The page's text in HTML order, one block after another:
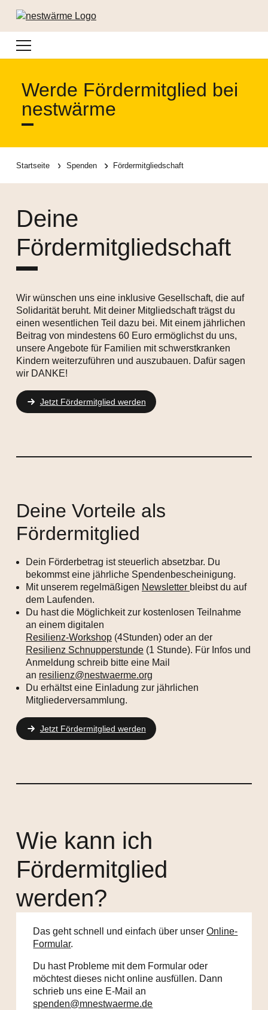
Navigation
Werde Fördermitglied bei
nestwärme
Startseite Spenden Fördermitgliedschaft
Deine
Fördermitgliedschaft
Wir wünschen uns eine inklusive Gesellschaft, die auf
Solidarität beruht. Mit deiner Mitgliedschaft trägst du
einen wesentlichen Teil dazu bei. Mit einem jährlichen
Beitrag von mindestens 60 Euro ermöglichst du uns,
unsere Angebote für Familien mit schwerstkranken
Kindern weiterzuführen und auszubauen. Dafür sagen
wir DANKE!
Jetzt Fördermitglied werden
Deine Vorteile als
Fördermitglied
Dein Förderbetrag ist steuerlich absetzbar. Du
bekommst eine jährliche Spendenbescheinigung.
Mit unserem regelmäßigen Newsletter bleibst du auf
dem Laufenden.
Du hast die Möglichkeit zur kostenlosen Teilnahme
an einem digitalen
Resilienz-Workshop(4Stunden) oder an der
Resilienz Schnupperstunde(1 Stunde). Für Infos und
Anmeldung schreib bitte eine Mail
an resilienz@nestwaerme.org
Du erhältst eine Einladung zur jährlichen
Mitgliederversammlung.
Jetzt Fördermitglied werden
Wie kann ich
Fördermitglied
werden?
Das geht schnell und einfach über unserOnline-
Formular.
Du hast Probleme mit dem Formular oder
möchtest dieses nicht online ausfüllen. Dann
schrieb uns eine E-Mail an
spenden@mnestwaerme.de